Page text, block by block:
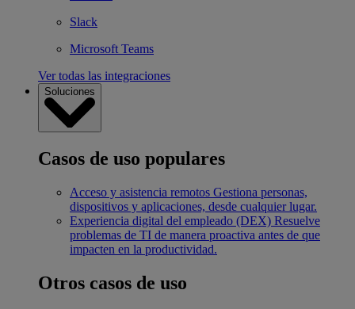
Slack
Microsoft Teams
Ver todas las integraciones
Soluciones
Casos de uso populares
Acceso y asistencia remotos Gestiona personas,
dispositivos y aplicaciones, desde cualquier lugar.
Experiencia digital del empleado (DEX) Resuelve
problemas de TI de manera proactiva antes de que
impacten en la productividad.
Otros casos de uso